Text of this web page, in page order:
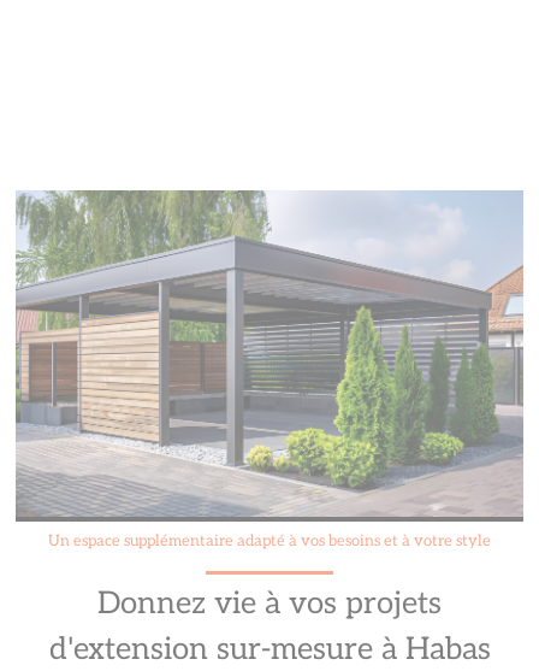
Un espace supplémentaire adapté à vos besoins et à votre style
Donnez vie à vos projets
d'extension sur-mesure à Habas